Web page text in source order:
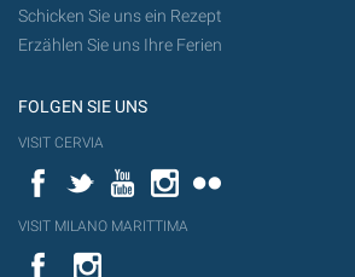
Schicken Sie uns ein Rezept
Erzählen Sie uns Ihre Ferien
FOLGEN SIE UNS
VISIT CERVIA
FacebookTwitterYouTubeInstagram
VISIT MILANO MARITTIMA
YouTube